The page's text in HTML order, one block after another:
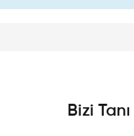
Bizi Tanı